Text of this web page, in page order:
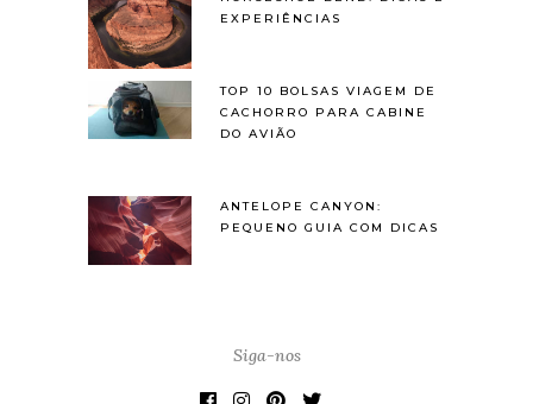
EXPERIÊNCIAS
TOP 10 BOLSAS VIAGEM DE
CACHORRO PARA CABINE
DO AVIÃO
ANTELOPE CANYON:
PEQUENO GUIA COM DICAS
Siga-nos